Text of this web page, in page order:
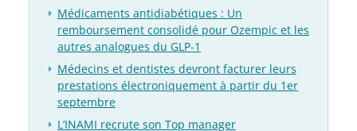
Médicaments antidiabétiques : Un
remboursement consolidé pour Ozempic et les
autres analogues du GLP-1
Médecins et dentistes devront facturer leurs
prestations électroniquement à partir du 1er
septembre
L’INAMI recrute son Top manager